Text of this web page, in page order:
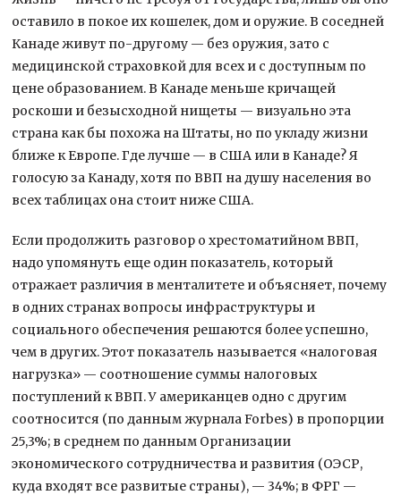
оставило в покое их кошелек, дом и оружие. В соседней
Канаде живут по-другому — без оружия, зато с
медицинской страховкой для всех и с доступным по
цене образованием. В Канаде меньше кричащей
роскоши и безысходной нищеты — визуально эта
страна как бы похожа на Штаты, но по укладу жизни
ближе к Европе. Где лучше — в США или в Канаде? Я
голосую за Канаду, хотя по ВВП на душу населения во
всех таблицах она стоит ниже США.
Если продолжить разговор о хрестоматийном ВВП,
надо упомянуть еще один показатель, который
отражает различия в менталитете и объясняет, почему
в одних странах вопросы инфраструктуры и
социального обеспечения решаются более успешно,
чем в других. Этот показатель называется «налоговая
нагрузка» — соотношение суммы налоговых
поступлений к ВВП. У американцев одно с другим
соотносится (по данным журнала Forbes) в пропорции
25,3%; в среднем по данным Организации
экономического сотрудничества и развития (ОЭСР,
куда входят все развитые страны), — 34%; в ФРГ —